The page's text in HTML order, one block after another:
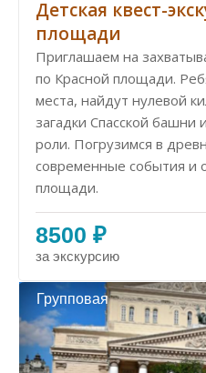
Детская квест-
площади
Приглашаем на
по Красной площади.
места, найдут нулевой
загадки Спасской
роли. Погрузимся в
современные события и
площади.
8500 ₽
за экскурсию
Групповая